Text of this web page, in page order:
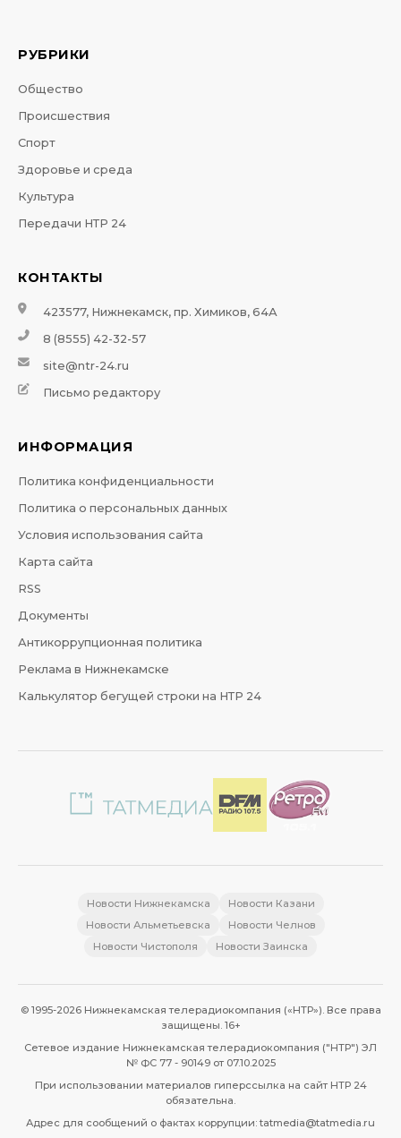
РУБРИКИ
Общество
Происшествия
Спорт
Здоровье и среда
Культура
Передачи НТР 24
КОНТАКТЫ
423577, Нижнекамск, пр. Химиков, 64А
8 (8555) 42-32-57
site@ntr-24.ru
Письмо редактору
ИНФОРМАЦИЯ
Политика конфиденциальности
Политика о персональных данных
Условия использования сайта
Карта сайта
RSS
Документы
Антикоррупционная политика
Реклама в Нижнекамске
Калькулятор бегущей строки на НТР 24
Новости Нижнекамска
Новости Казани
Новости Альметьевска
Новости Челнов
Новости Чистополя
Новости Заинска
© 1995-2026 Нижнекамская телерадиокомпания («НТР»). Все права
защищены. 16+
Сетевое издание Нижнекамская телерадиокомпания ("НТР") ЭЛ
№ ФС 77 - 90149 от 07.10.2025
При использовании материалов гиперссылка на сайт НТР 24
обязательна.
Адрес для сообщений о фактах коррупции: tatmedia@tatmedia.ru